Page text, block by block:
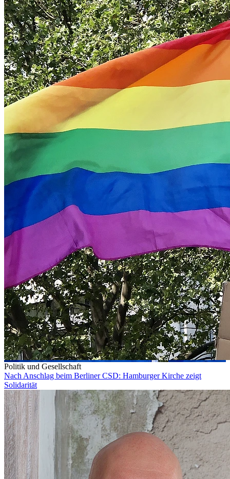
Politik und Gesellschaft
Nach Anschlag beim Berliner CSD: Hamburger Kirche zeigt
Solidarität